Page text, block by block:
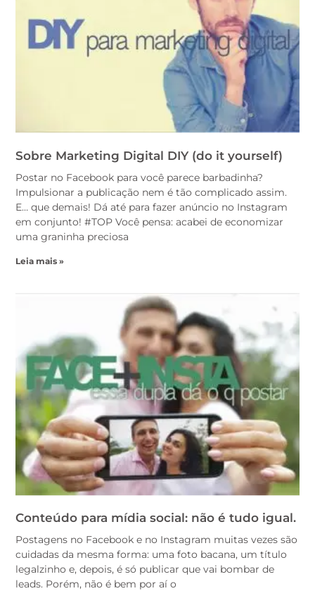
Sobre Marketing Digital DIY (do it yourself)
Postar no Facebook para você parece barbadinha?
Impulsionar a publicação nem é tão complicado assim.
E… que demais! Dá até para fazer anúncio no Instagram
em conjunto! #TOP Você pensa: acabei de economizar
uma graninha preciosa
Leia mais »
Conteúdo para mídia social: não é tudo igual.
Postagens no Facebook e no Instagram muitas vezes são
cuidadas da mesma forma: uma foto bacana, um título
legalzinho e, depois, é só publicar que vai bombar de
leads. Porém, não é bem por aí o